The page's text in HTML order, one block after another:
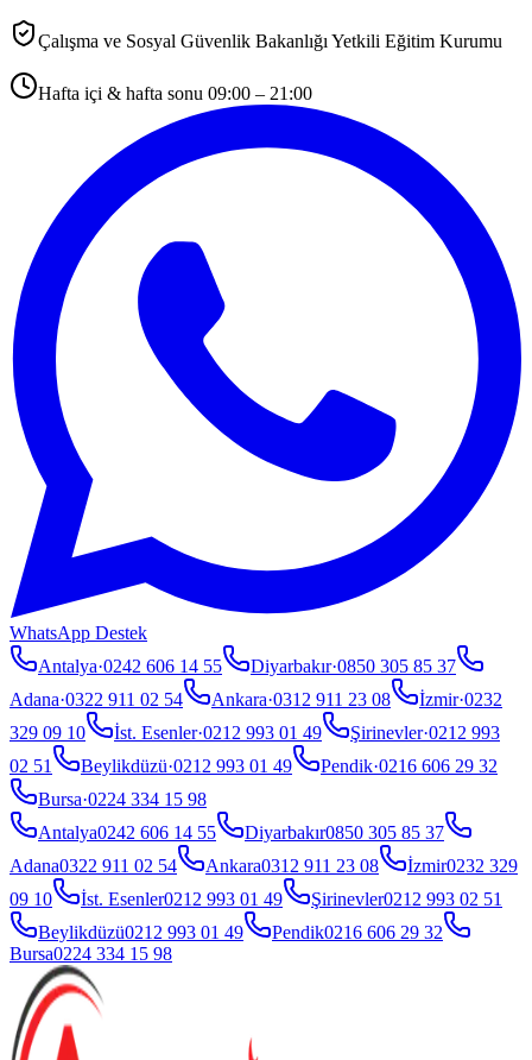
Çalışma ve Sosyal Güvenlik Bakanlığı Yetkili Eğitim Kurumu
Hafta içi & hafta sonu 09:00 – 21:00
WhatsApp Destek
Antalya·0242 606 14 55 Diyarbakır·0850 305 85 37
Adana·0322 911 02 54 Ankara·0312 911 23 08 İzmir·0232
329 09 10
İst. Esenler·0212 993 01 49 Şirinevler·0212 993
02 51
Beylikdüzü·0212 993 01 49 Pendik·0216 606 29 32
Bursa·0224 334 15 98
Antalya0242 606 14 55 Diyarbakır0850 305 85 37
Adana0322 911 02 54 Ankara0312 911 23 08 İzmir0232 329
09 10
İst. Esenler0212 993 01 49 Şirinevler0212 993 02 51
Beylikdüzü0212 993 01 49 Pendik0216 606 29 32
Bursa0224 334 15 98